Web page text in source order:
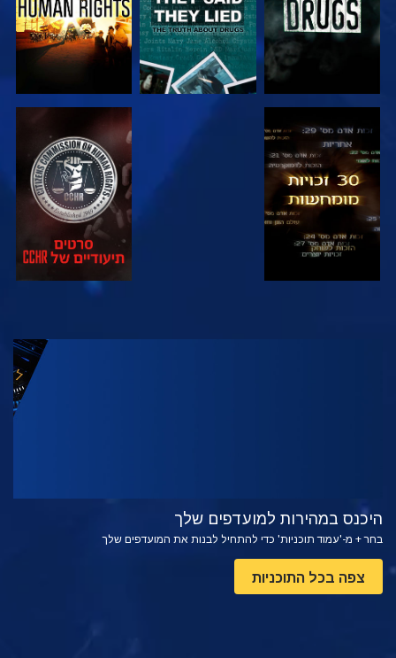
צפה צפה
בדוק את הסדרה
היכנס במהירות למועדפים שלך
בחר + מ-'עמוד תוכניות' כדי להתחיל לבנות את המועדפים שלך
צפה בכל התוכניות